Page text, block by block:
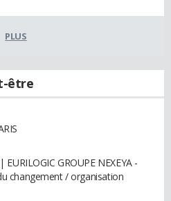
PLUS
être
GROUPE NEXEYA -
changement / organisation